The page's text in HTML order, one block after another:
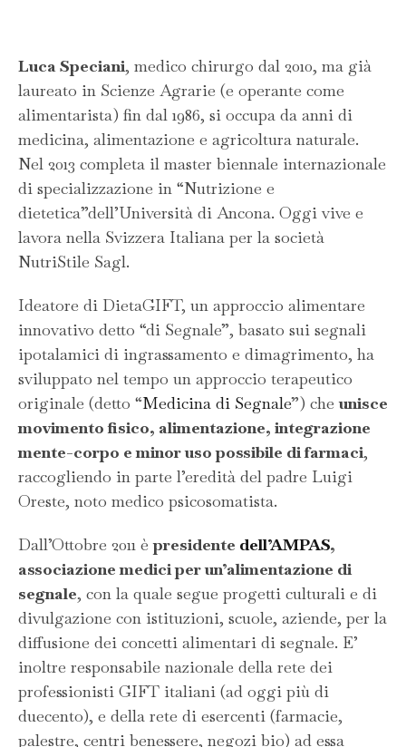
Luca Speciani, medico chirurgo dal 2010, ma già
laureato in Scienze Agrarie (e operante come
alimentarista) fin dal 1986, si occupa da anni di
medicina, alimentazione e agricoltura naturale.
Nel 2013 completa il master biennale internazionale
di specializzazione in “Nutrizione e
dietetica”dell’Università di Ancona. Oggi vive e
lavora nella Svizzera Italiana per la società
NutriStile Sagl.
Ideatore di DietaGIFT, un approccio alimentare
innovativo detto “di Segnale”, basato sui segnali
ipotalamici di ingrassamento e dimagrimento, ha
sviluppato nel tempo un approccio terapeutico
originale (detto “Medicina di Segnale”) cheunisce
movimento fisico, alimentazione, integrazione
mente-corpo e minor uso possibile di farmaci,
raccogliendo in parte l’eredità del padre Luigi
Oreste, noto medico psicosomatista.
Dall’Ottobre 2011 èpresidente dell’AMPAS,
associazione medici per un’alimentazione di
segnale, con la quale segue progetti culturali e di
divulgazione con istituzioni, scuole, aziende, per la
diffusione dei concetti alimentari di segnale. E’
inoltre responsabile nazionale della rete dei
professionisti GIFT italiani (ad oggi più di
duecento), e della rete di esercenti (farmacie,
palestre, centri benessere, negozi bio) ad essa